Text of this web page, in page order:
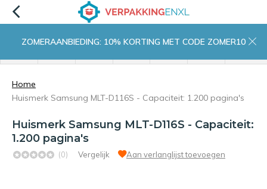
ZOMERAANBIEDING: 10% KORTING MET CODE ZOMER10
Home
Huismerk Samsung MLT-D116S - Capaciteit: 1.200 pagina's
Huismerk Samsung MLT-D116S - Capaciteit:
1.200 pagina's
(0) Vergelijk Aan verlanglijst toevoegen